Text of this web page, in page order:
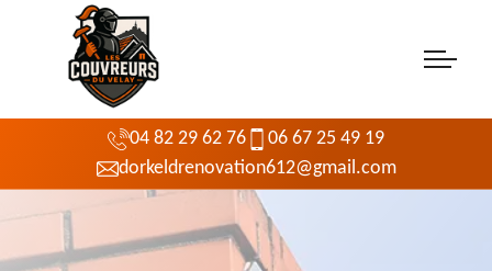
04 82 29 62 76
06 67 25 49 19
dorkeldrenovation612@gmail.com